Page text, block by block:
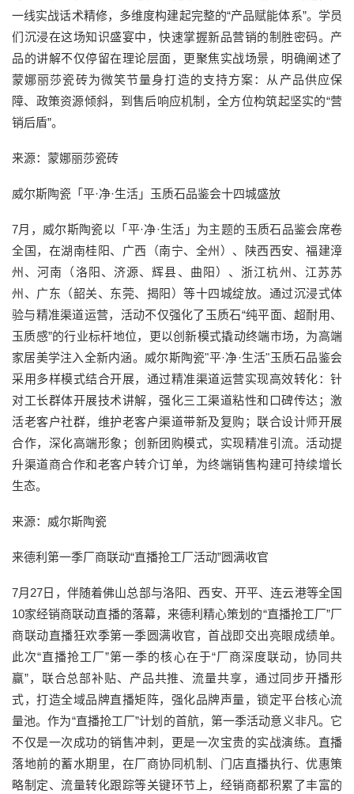
一线实战话术精修，多维度构建起完整的“产品赋能体系”。学员
们沉浸在这场知识盛宴中，快速掌握新品营销的制胜密码。产
品的讲解不仅停留在理论层面，更聚焦实战场景，明确阐述了
蒙娜丽莎瓷砖为微笑节量身打造的支持方案：从产品供应保
障、政策资源倾斜，到售后响应机制，全方位构筑起坚实的“营
销后盾”。
来源：蒙娜丽莎瓷砖
威尔斯陶瓷「平·净·生活」玉质石品鉴会十四城盛放
7月，威尔斯陶瓷以「平·净·生活」为主题的玉质石品鉴会席卷
全国，在湖南桂阳、广西（南宁、全州）、陕西西安、福建漳
州、河南（洛阳、济源、辉县、曲阳）、浙江杭州、江苏苏
州、广东（韶关、东莞、揭阳）等十四城绽放。通过沉浸式体
验与精准渠道运营，活动不仅强化了玉质石“纯平面、超耐用、
玉质感”的行业标杆地位，更以创新模式撬动终端市场，为高端
家居美学注入全新内涵。威尔斯陶瓷"平·净·生活"玉质石品鉴会
采用多样模式结合开展，通过精准渠道运营实现高效转化：针
对工长群体开展技术讲解，强化三工渠道粘性和口碑传达；激
活老客户社群，维护老客户渠道带新及复购；联合设计师开展
合作，深化高端形象；创新团购模式，实现精准引流。活动提
升渠道商合作和老客户转介订单，为终端销售构建可持续增长
生态。
来源：威尔斯陶瓷
来德利第一季厂商联动“直播抢工厂活动”圆满收官
7月27日，伴随着佛山总部与洛阳、西安、开平、连云港等全国
10家经销商联动直播的落幕，来德利精心策划的“直播抢工厂”厂
商联动直播狂欢季第一季圆满收官，首战即交出亮眼成绩单。
此次“直播抢工厂”第一季的核心在于“厂商深度联动，协同共
赢”，联合总部补贴、产品共推、流量共享，通过同步开播形
式，打造全域品牌直播矩阵，强化品牌声量，锁定平台核心流
量池。作为“直播抢工厂”计划的首航，第一季活动意义非凡。它
不仅是一次成功的销售冲刺，更是一次宝贵的实战演练。直播
落地前的蓄水期里，在厂商协同机制、门店直播执行、优惠策
略制定、流量转化跟踪等关键环节上，经销商都积累了丰富的